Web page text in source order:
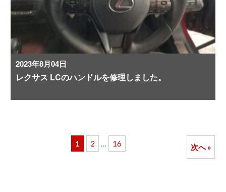
2023年8月04日
レクサス LCのハンドルを修理しました。
1 2 … 16 次へ »